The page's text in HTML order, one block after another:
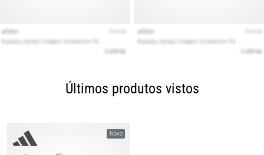
Últimos produtos vistos
Novo